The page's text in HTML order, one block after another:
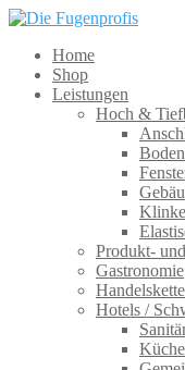
Home
Shop
Leistungen
Hoch &
Produkt-
Gastronomie
Hotels /